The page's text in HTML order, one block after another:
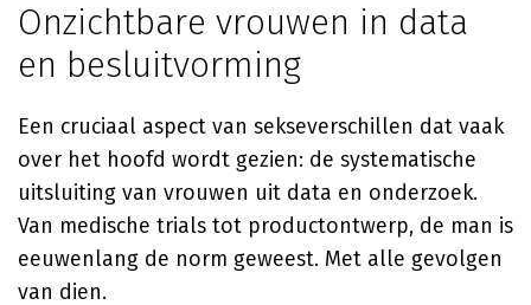
Onzichtbare vrouwen in data
en besluitvorming
Een cruciaal aspect van sekseverschillen dat vaak
over het hoofd wordt gezien: de systematische
uitsluiting van vrouwen uit data en onderzoek.
Van medische trials tot productontwerp, de man is
eeuwenlang de norm geweest. Met alle gevolgen
van dien.